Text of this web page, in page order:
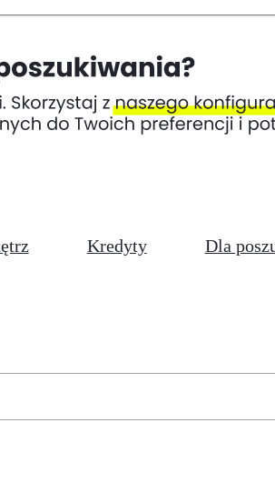
Kredyty Dla